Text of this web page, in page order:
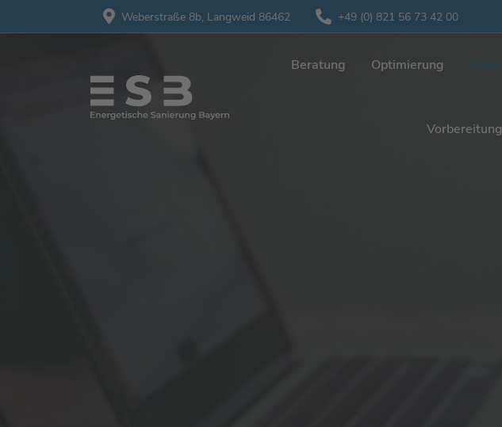
Weberstraße 8b, Langweid 86462 +49 (0) 821 56 73 42 00
Beratung Optimierung
Vorbereitung